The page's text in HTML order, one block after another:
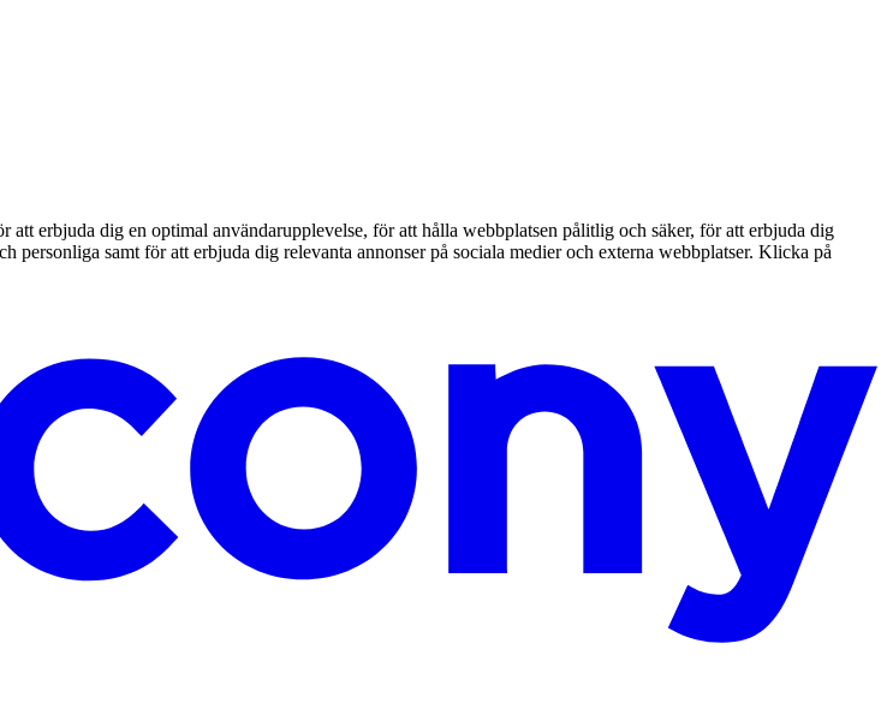
erbjuda dig en optimal användarupplevelse, för att hålla webbplatsen pålitlig och säker, för att erbjuda dig
personliga samt för att erbjuda dig relevanta annonser på sociala medier och externa webbplatser. Klicka på